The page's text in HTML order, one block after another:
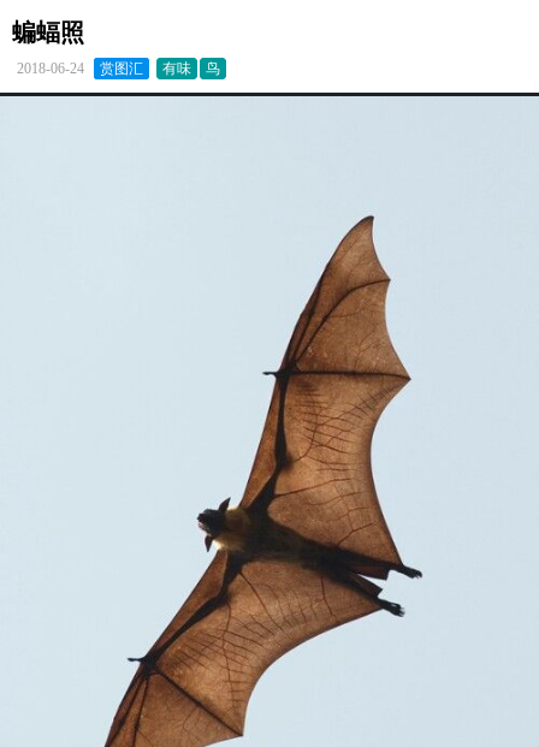
蝙蝠照
2018-06-24 赏图汇 有味 鸟